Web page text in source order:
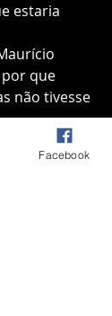
estaria
que
não tivesse
O
Facebook